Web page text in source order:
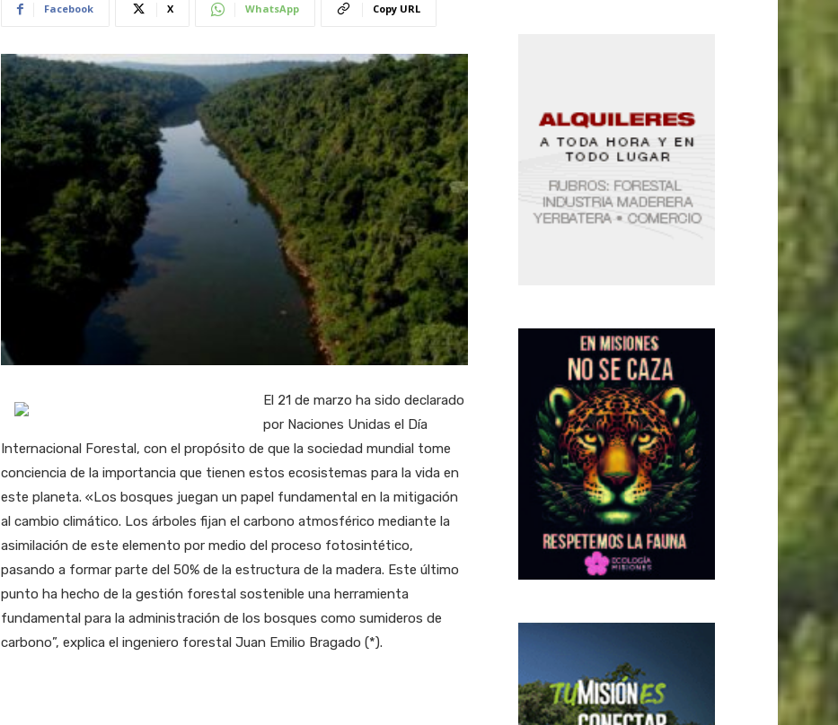
Facebook X WhatsApp Copy URL
El 21 de marzo ha sido declarado
por Naciones Unidas el Día
Internacional Forestal, con el propósito de que la sociedad mundial tome
conciencia de la importancia que tienen estos ecosistemas para la vida en
este planeta. «Los bosques juegan un papel fundamental en la mitigación
al cambio climático. Los árboles fijan el carbono atmosférico mediante la
asimilación de este elemento por medio del proceso fotosintético,
pasando a formar parte del 50% de la estructura de la madera. Este último
punto ha hecho de la gestión forestal sostenible una herramienta
fundamental para la administración de los bosques como sumideros de
carbono”, explica el ingeniero forestal Juan Emilio Bragado (*).